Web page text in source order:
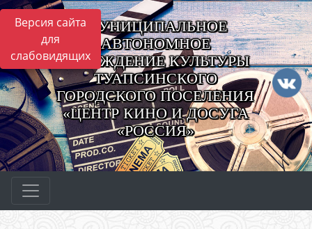
Версия сайта
для
слабовидящих
МУНИЦИПАЛЬНОЕ
АВТОНОМНОЕ
УЧРЕЖДЕНИЕ КУЛЬТУРЫ
ТУАПСИНСКОГО
ГОРОДСКОГО ПОСЕЛЕНИЯ
«ЦЕНТР КИНО И ДОСУГА
«РОССИЯ»